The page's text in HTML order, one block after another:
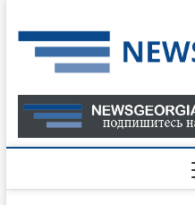
to
content